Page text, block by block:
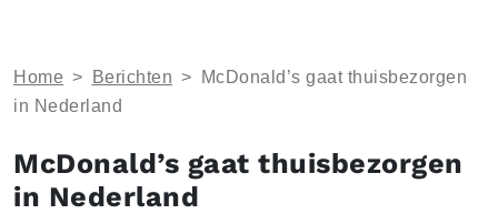
Home > Berichten >
McDonald’s gaat thuisbezorgen
in Nederland
McDonald’s gaat thuisbezorgen
in Nederland